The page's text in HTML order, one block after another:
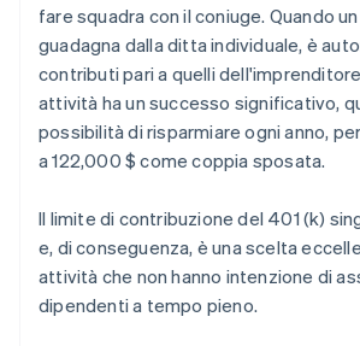
fare squadra con il coniuge. Quando
guadagna dalla ditta individuale, è
contributi pari a quelli
attività ha un successo significativo,
possibilità di risparmiare ogni anno,
a 122,000 $ come coppia sposata.
Il limite di contribuzione del 401 (k)
e, di conseguenza, è una scelta
attività che non hanno intenzione di
dipendenti a tempo pieno.